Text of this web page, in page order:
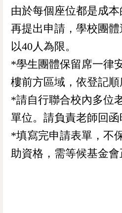
由於每個座位都是成
再提出申請，學校團
以40人為限。
*學生團體保留席一律
樓前方區域，依登記順
*請自行聯合校內多位
單位。請負責老師回
*填寫完申請表單，不
助資格，需等候基金